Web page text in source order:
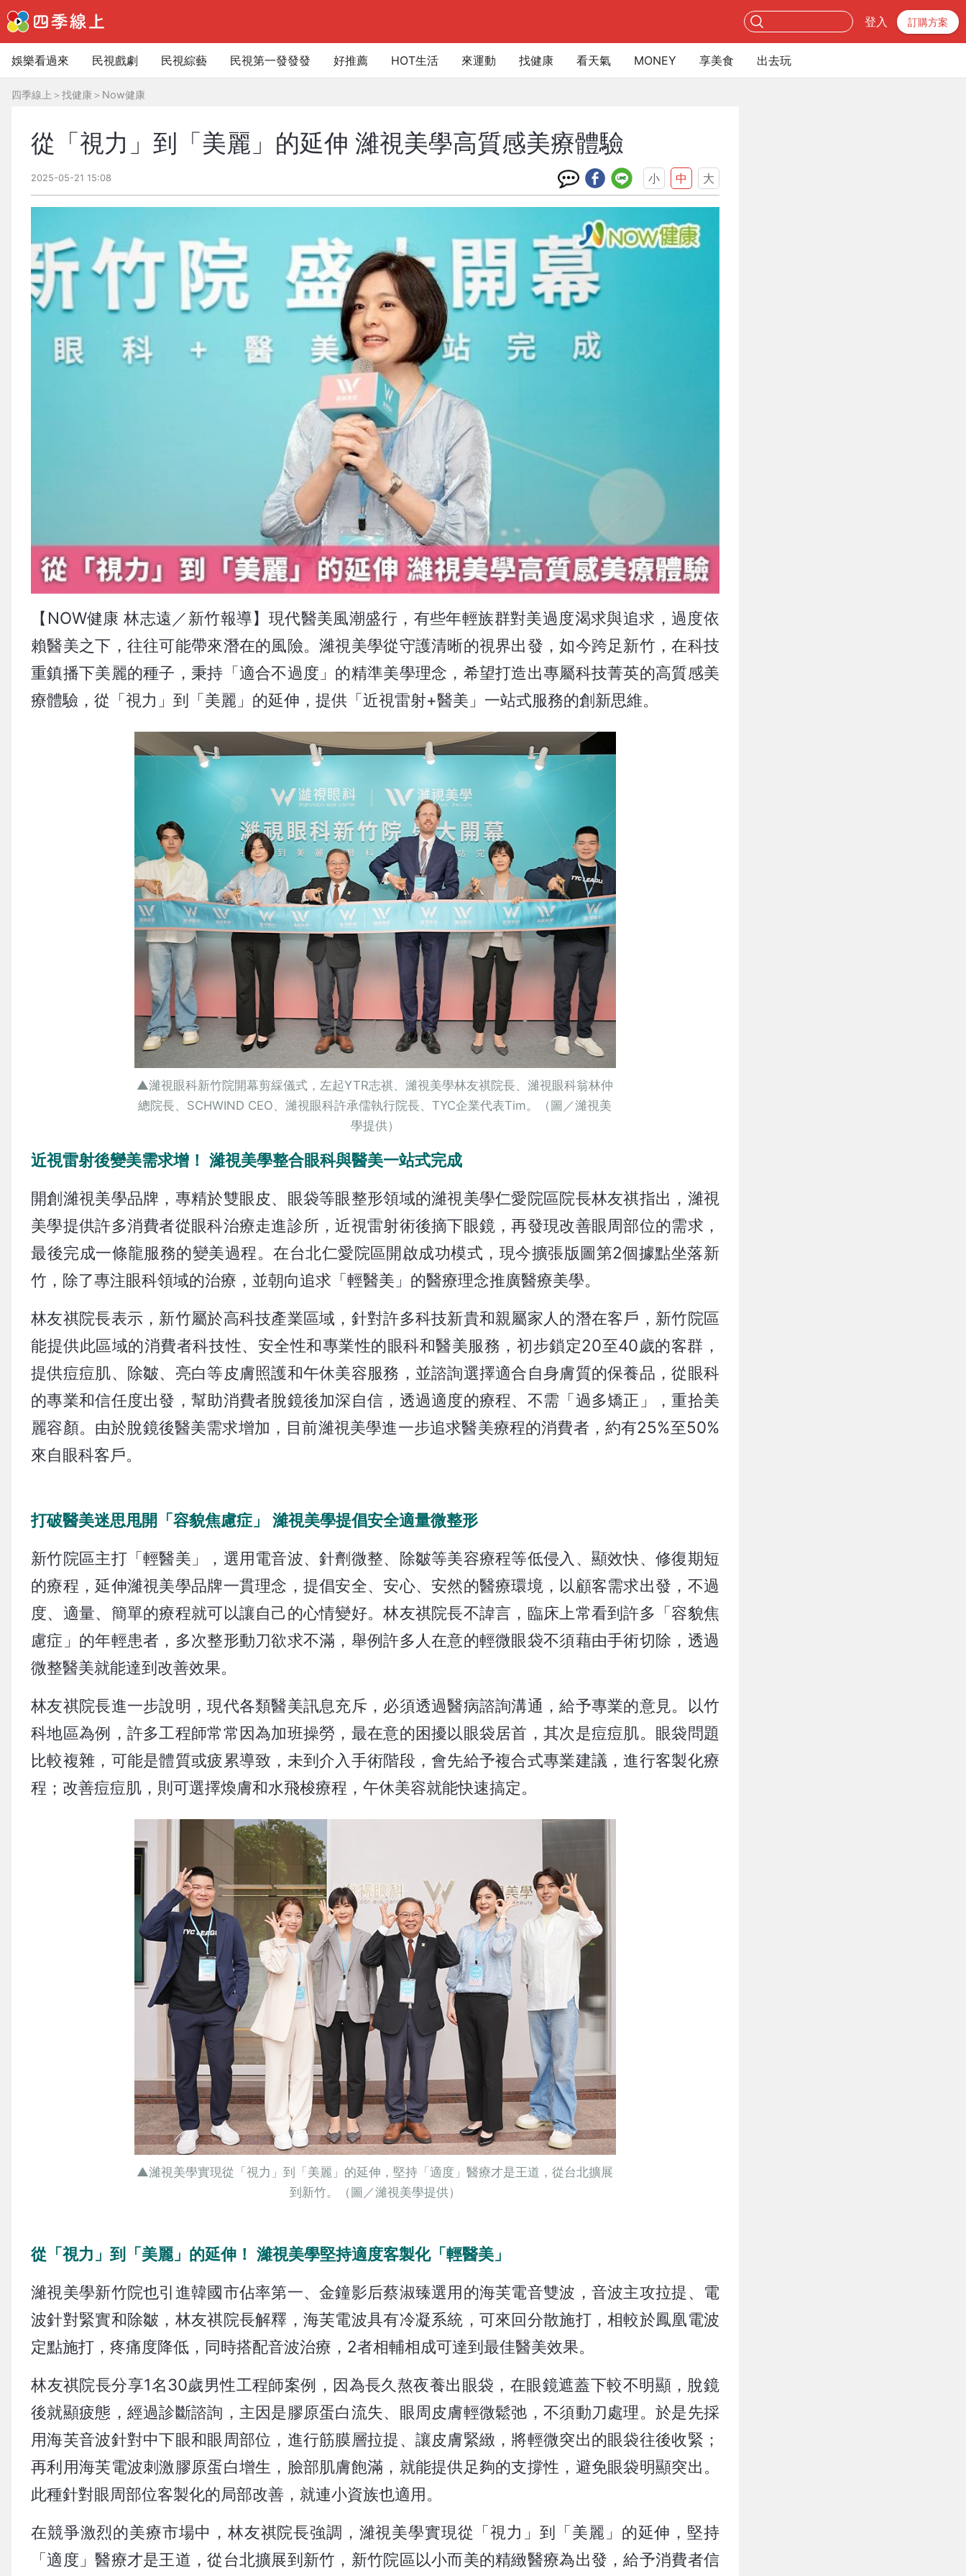
登入 訂購方案
娛樂看過來 民視戲劇 民視綜藝 民視第一發發發 好推薦 HOT生活 來運動 找健康 看天氣 MONEY 享美食 出去玩
四季線上 ＞ 找健康＞ Now健康
從「視力」到「美麗」的延伸 濰視美學高質感美療體驗
2025-05-21 15:08 小 中 大
【NOW健康 林志遠／新竹報導】現代醫美風潮盛行，有些年輕族群對美過度渴求與追求，過度依
賴醫美之下，往往可能帶來潛在的風險。濰視美學從守護清晰的視界出發，如今跨足新竹，在科技
重鎮播下美麗的種子，秉持「適合不過度」的精準美學理念，希望打造出專屬科技菁英的高質感美
療體驗，從「視力」到「美麗」的延伸，提供「近視雷射+醫美」一站式服務的創新思維。
▲濰視眼科新竹院開幕剪綵儀式，左起YTR志祺、濰視美學林友祺院長、濰視眼科翁林仲
總院長、SCHWIND CEO、濰視眼科許承儒執行院長、TYC企業代表Tim。（圖／濰視美
學提供）
近視雷射後變美需求增！ 濰視美學整合眼科與醫美一站式完成
開創濰視美學品牌，專精於雙眼皮、眼袋等眼整形領域的濰視美學仁愛院區院長林友祺指出，濰視
美學提供許多消費者從眼科治療走進診所，近視雷射術後摘下眼鏡，再發現改善眼周部位的需求，
最後完成一條龍服務的變美過程。在台北仁愛院區開啟成功模式，現今擴張版圖第2個據點坐落新
竹，除了專注眼科領域的治療，並朝向追求「輕醫美」的醫療理念推廣醫療美學。
林友祺院長表示，新竹屬於高科技產業區域，針對許多科技新貴和親屬家人的潛在客戶，新竹院區
能提供此區域的消費者科技性、安全性和專業性的眼科和醫美服務，初步鎖定20至40歲的客群，
提供痘痘肌、除皺、亮白等皮膚照護和午休美容服務，並諮詢選擇適合自身膚質的保養品，從眼科
的專業和信任度出發，幫助消費者脫鏡後加深自信，透過適度的療程、不需「過多矯正」，重拾美
麗容顏。由於脫鏡後醫美需求增加，目前濰視美學進一步追求醫美療程的消費者，約有25%至50%
來自眼科客戶。
打破醫美迷思甩開「容貌焦慮症」 濰視美學提倡安全適量微整形
新竹院區主打「輕醫美」，選用電音波、針劑微整、除皺等美容療程等低侵入、顯效快、修復期短
的療程，延伸濰視美學品牌一貫理念，提倡安全、安心、安然的醫療環境，以顧客需求出發，不過
度、適量、簡單的療程就可以讓自己的心情變好。林友祺院長不諱言，臨床上常看到許多「容貌焦
慮症」的年輕患者，多次整形動刀欲求不滿，舉例許多人在意的輕微眼袋不須藉由手術切除，透過
微整醫美就能達到改善效果。
林友祺院長進一步說明，現代各類醫美訊息充斥，必須透過醫病諮詢溝通，給予專業的意見。以竹
科地區為例，許多工程師常常因為加班操勞，最在意的困擾以眼袋居首，其次是痘痘肌。眼袋問題
比較複雜，可能是體質或疲累導致，未到介入手術階段，會先給予複合式專業建議，進行客製化療
程；改善痘痘肌，則可選擇煥膚和水飛梭療程，午休美容就能快速搞定。
▲濰視美學實現從「視力」到「美麗」的延伸，堅持「適度」醫療才是王道，從台北擴展
到新竹。（圖／濰視美學提供）
從「視力」到「美麗」的延伸！ 濰視美學堅持適度客製化「輕醫美」
濰視美學新竹院也引進韓國市佔率第一、金鐘影后蔡淑臻選用的海芙電音雙波，音波主攻拉提、電
波針對緊實和除皺，林友祺院長解釋，海芙電波具有冷凝系統，可來回分散施打，相較於鳳凰電波
定點施打，疼痛度降低，同時搭配音波治療，2者相輔相成可達到最佳醫美效果。
林友祺院長分享1名30歲男性工程師案例，因為長久熬夜養出眼袋，在眼鏡遮蓋下較不明顯，脫鏡
後就顯疲態，經過診斷諮詢，主因是膠原蛋白流失、眼周皮膚輕微鬆弛，不須動刀處理。於是先採
用海芙音波針對中下眼和眼周部位，進行筋膜層拉提、讓皮膚緊緻，將輕微突出的眼袋往後收緊；
再利用海芙電波刺激膠原蛋白增生，臉部肌膚飽滿，就能提供足夠的支撐性，避免眼袋明顯突出。
此種針對眼周部位客製化的局部改善，就連小資族也適用。
在競爭激烈的美療市場中，林友祺院長強調，濰視美學實現從「視力」到「美麗」的延伸，堅持
「適度」醫療才是王道，從台北擴展到新竹，新竹院區以小而美的精緻醫療為出發，給予消費者信